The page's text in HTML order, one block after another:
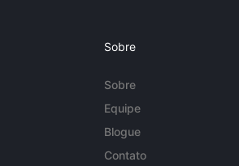
Sobre
Sobre
Equipe
Blogue
Contato